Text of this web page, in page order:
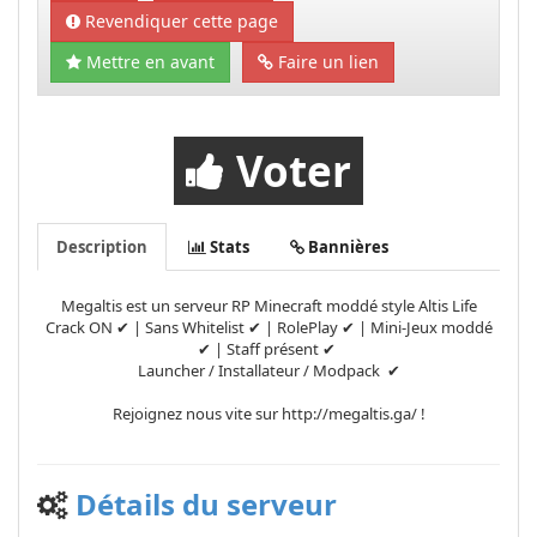
Revendiquer cette page
Mettre en avant
Faire un lien
Voter
Description Stats Bannières
Megaltis est un serveur RP Minecraft moddé style Altis Life
Crack ON ✔ | Sans Whitelist ✔ | RolePlay ✔ | Mini-Jeux moddé
✔ | Staff présent ✔
Launcher / Installateur / Modpack ✔
Rejoignez nous vite sur http://megaltis.ga/ !
Détails du serveur